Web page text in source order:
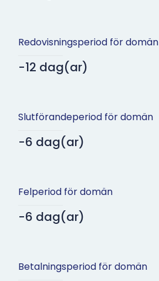
Redovisningsperiod för domän
-12 dag(ar)
Slutförandeperiod för domän
-6 dag(ar)
Felperiod för domän
-6 dag(ar)
Betalningsperiod för domän